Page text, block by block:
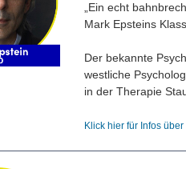
„Ein echt
Mark Epsteins
Der bekannte
westliche
in der Therapie
Klick hier für Infos